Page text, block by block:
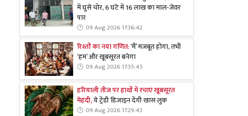
में घुसे चोर, 6 घंटे में 16 लाख का माल-जेवर
पार
09 Aug 2026 17:36:42
रिश्तों का नया गणित:‘मैं’ मजबूत होगा, तभी
‘हम’ और खूबसूरत बनेगा
09 Aug 2026 17:35:45
हरियाली तीज पर हाथों में रचाएं खूबसूरत
मेहंदी,ये ट्रेंडी डिजाइन देंगी खास लुक
09 Aug 2026 17:29:43